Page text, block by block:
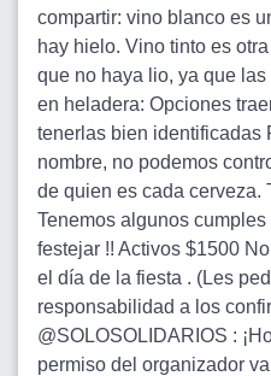
compartir: vino blanco es
hay hielo. Vino tinto es
que no haya lio, ya que
en heladera: Opciones
tenerlas bien identificadas
nombre, no podemos
de quien es cada cerveza.
Tenemos algunos
festejar !! Activos $1500
el día de la fiesta . (Les
responsabilidad a los
@SOLOSOLIDARIOS :
permiso del organizador